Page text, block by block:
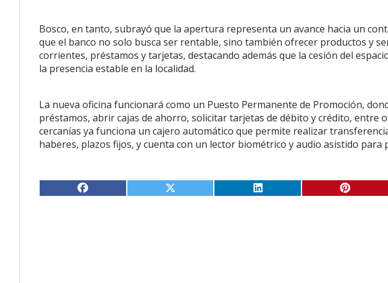
Bosco, en tanto, subrayó que la apertura representa un avance hacia un
que el banco no solo busca ser rentable, sino también ofrecer productos y
corrientes, préstamos y tarjetas, destacando además que la cesión del
la presencia estable en la localidad.
La nueva oficina funcionará como un Puesto Permanente de Promoción,
préstamos, abrir cajas de ahorro, solicitar tarjetas de débito y crédito, entre
cercanías ya funciona un cajero automático que permite realizar
haberes, plazos fijos, y cuenta con un lector biométrico y audio asistido para